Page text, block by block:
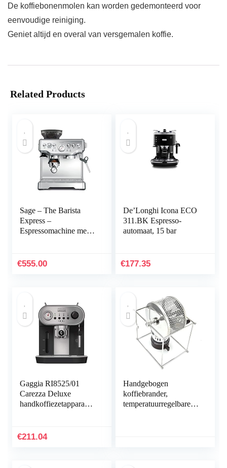
De koffiebonenmolen kan worden gedemonteerd voor
eenvoudige reiniging.
Geniet altijd en overal van versgemalen koffie.
Related Products
Sage – The Barista
Express –
Espressomachine met
Koffiemolen –
Temperatuurregeling –
Geborsteld Roestvrij
Staal
€555.00
De’Longhi Icona ECO
311.BK Espresso-
automaat, 15 bar
€177.35
Gaggia RI8525/01
Carezza Deluxe
handkoffiezetapparaat
1900W, grijs/zwart
€211.04
Handgebogen
koffiebrander,
temperatuurregelbare